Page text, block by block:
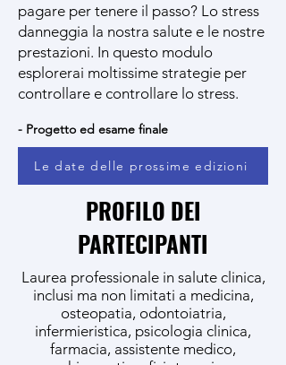
pagare per tenere il passo? Lo stress
danneggia la nostra salute e le nostre
prestazioni. In questo modulo
esplorerai moltissime strategie per
controllare e controllare lo stress.
- Progetto ed esame finale
Le date delle prossime edizioni
PROFILO DEI
PARTECIPANTI
Laurea professionale in salute clinica,
inclusi ma non limitati a medicina,
osteopatia, odontoiatria,
infermieristica, psicologia clinica,
farmacia, assistente medico,